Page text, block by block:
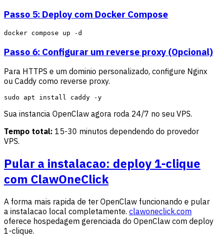
Passo 5: Deploy com Docker Compose
Passo 6: Configurar um reverse proxy (Opcional)
Para HTTPS e um dominio personalizado, configure Nginx
ou Caddy como reverse proxy.
Sua instancia OpenClaw agora roda 24/7 no seu VPS.
Tempo total: 15-30 minutos dependendo do provedor
VPS.
Pular a instalacao: deploy 1-clique
com ClawOneClick
A forma mais rapida de ter OpenClaw funcionando e pular
a instalacao local completamente. clawoneclick.com
oferece hospedagem gerenciada do OpenClaw com deploy
1-clique.